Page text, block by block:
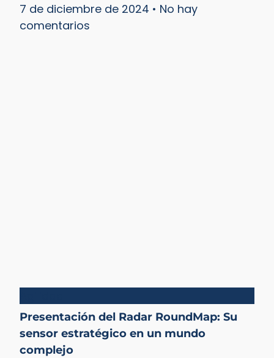
7 de diciembre de 2024
No hay
comentarios
Presentación del Radar RoundMap: Su
sensor estratégico en un mundo
complejo